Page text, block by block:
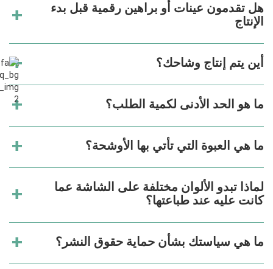
هل تقدمون عينات أو براهين رقمية قبل بدء
الإنتاج
أين يتم إنتاج وشاحك؟
ما هو الحد الأدنى لكمية الطلب؟
ما هي العبوة التي تأتي بها الأوشحة؟
لماذا تبدو الألوان مختلفة على الشاشة عما
كانت عليه عند طباعتها؟
ما هي سياستك بشأن حماية حقوق النشر؟